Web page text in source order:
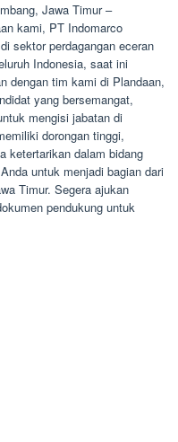
Jawa Timur –
kami, PT Indomarco
sektor perdagangan eceran
Indonesia, saat ini
dengan tim kami di Plandaan,
yang bersemangat,
mengisi jabatan di
dorongan tinggi,
ketertarikan dalam bidang
untuk menjadi bagian dari
Timur. Segera ajukan
pendukung untuk